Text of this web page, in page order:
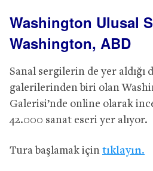
Washington Ulusal
Washington, ABD
Sanal sergilerin de yer aldığı
galerilerinden biri olan
Galerisi’nde online olarak
42.000 sanat eseri yer alıyor.
Tura başlamak için tıklayın.